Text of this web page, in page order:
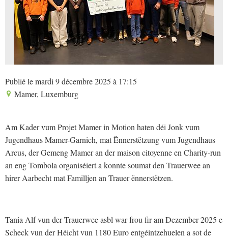
Publié le mardi 9 décembre 2025 à 17:15
Mamer, Luxemburg
Am Kader vum Projet Mamer in Motion haten déi Jonk vum
Jugendhaus Mamer-Garnich, mat Ënnerstëtzung vum Jugendhaus
Arcus, der Gemeng Mamer an der maison citoyenne en Charity-run
an eng Tombola organiséiert a konnte soumat den Trauerwee an
hirer Aarbecht mat Familljen an Trauer ënnerstëtzen.
Tania Alf vun der Trauerwee asbl war frou fir am Dezember 2025 e
Scheck vun der Héicht vun 1180 Euro entgéintzehuelen a sot de